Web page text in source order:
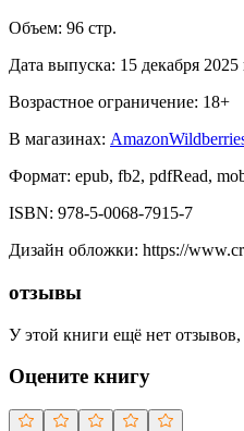
Объем: 96 стр.
Дата выпуска: 15 декабря 2025
Возрастное ограничение: 18+
В магазинах: Amazon
Формат: epub, fb2, pdfRead,
ISBN: 978-5-0068-7915-7
Дизайн обложки: https://
отзывы
У этой книги ещё нет
Оцените книгу